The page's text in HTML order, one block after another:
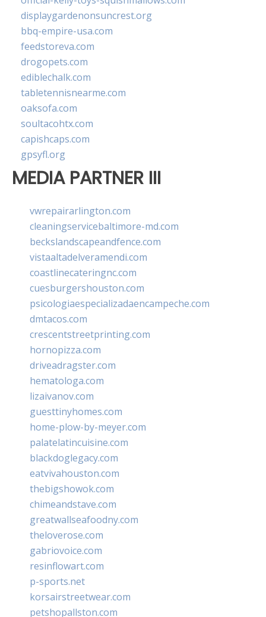
displaygardenonsuncrest.org
bbq-empire-usa.com
feedstoreva.com
drogopets.com
ediblechalk.com
tabletennisnearme.com
oaksofa.com
soultacohtx.com
capishcaps.com
gpsyfl.org
MEDIA PARTNER III
vwrepairarlington.com
cleaningservicebaltimore-md.com
beckslandscapeandfence.com
vistaaltadelveramendi.com
coastlinecateringnc.com
cuesburgershouston.com
psicologiaespecializadaencampeche.com
dmtacos.com
crescentstreetprinting.com
hornopizza.com
driveadragster.com
hematologa.com
lizaivanov.com
guesttinyhomes.com
home-plow-by-meyer.com
palatelatincuisine.com
blackdoglegacy.com
eatvivahouston.com
thebigshowok.com
chimeandstave.com
greatwallseafoodny.com
theloverose.com
gabriovoice.com
resinflowart.com
p-sports.net
korsairstreetwear.com
petshopallston.com